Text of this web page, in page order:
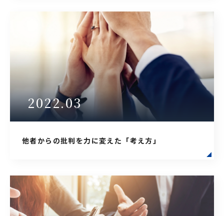
2022.03
他者からの批判を力に変えた「考え方」